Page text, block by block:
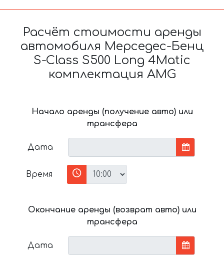
Расчёт стоимости аренды
автомобиля Мерседес-Бенц
S-Class S500 Long 4Matic
комплектация AMG
Начало аренды (получение авто) или
трансфера
Дата
Время
Окончание аренды (возврат авто) или
трансфера
Дата